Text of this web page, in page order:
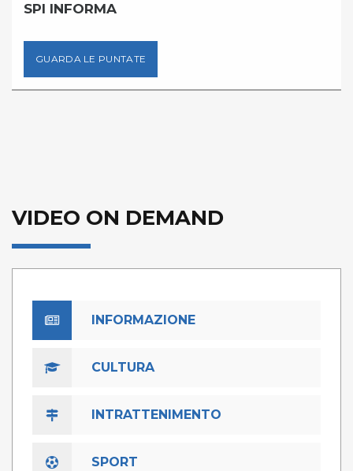
SPI INFORMA
GUARDA LE PUNTATE
VIDEO ON DEMAND
INFORMAZIONE
CULTURA
INTRATTENIMENTO
SPORT